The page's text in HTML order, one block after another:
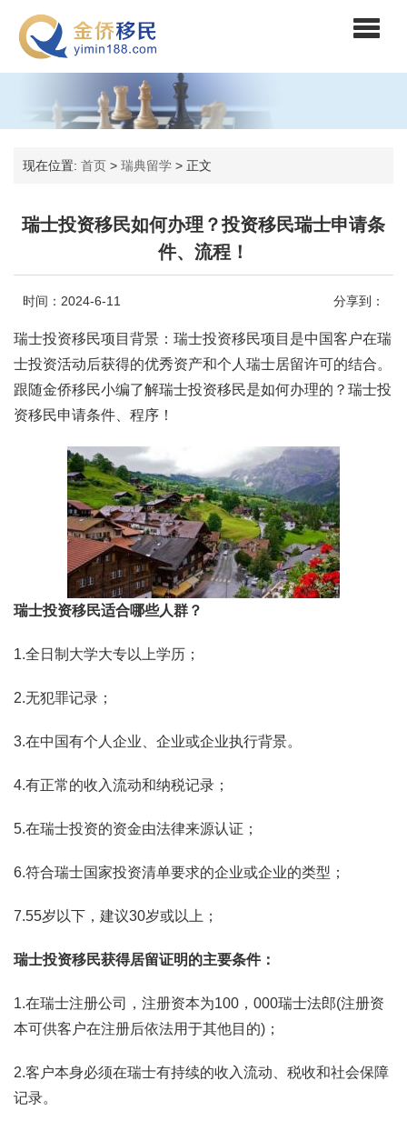
现在位置: 首页 > 瑞典留学 > 正文
瑞士投资移民如何办理？投资移民瑞士申请条
件、流程！
时间：2024-6-11 分享到：
瑞士投资移民项目背景：瑞士投资移民项目是中国客户在瑞
士投资活动后获得的优秀资产和个人瑞士居留许可的结合。
跟随金侨移民小编了解瑞士投资移民是如何办理的？瑞士投
资移民申请条件、程序！
瑞士投资移民适合哪些人群？
1.全日制大学大专以上学历；
2.无犯罪记录；
3.在中国有个人企业、企业或企业执行背景。
4.有正常的收入流动和纳税记录；
5.在瑞士投资的资金由法律来源认证；
6.符合瑞士国家投资清单要求的企业或企业的类型；
7.55岁以下，建议30岁或以上；
瑞士投资移民获得居留证明的主要条件：
1.在瑞士注册公司，注册资本为100，000瑞士法郎(注册资
本可供客户在注册后依法用于其他目的)；
2.客户本身必须在瑞士有持续的收入流动、税收和社会保障
记录。